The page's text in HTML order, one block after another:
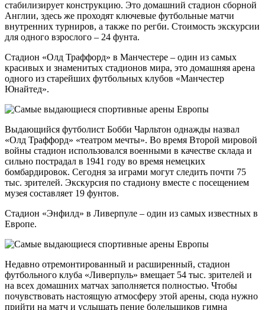
стабилизирует конструкцию. Это домашний стадион сборной
Англии, здесь же проходят ключевые футбольные матчи
внутренних турниров, а также по регби. Стоимость экскурсии
для одного взрослого – 24 фунта.
Стадион «Олд Траффорд» в Манчестере – один из самых
красивых и знаменитых стадионов мира, это домашняя арена
одного из старейших футбольных клубов «Манчестер
Юнайтед».
Выдающийся футболист Бобби Чарльтон однажды назвал
«Олд Траффорд» «театром мечты». Во время Второй мировой
войны стадион использовался военными в качестве склада и
сильно пострадал в 1941 году во время немецких
бомбардировок. Сегодня за играми могут следить почти 75
тыс. зрителей. Экскурсия по стадиону вместе с посещением
музея составляет 19 фунтов.
Стадион «Энфилд» в Ливерпуле – один из самых известных в
Европе.
Недавно отремонтированный и расширенный, стадион
футбольного клуба «Ливерпуль» вмещает 54 тыс. зрителей и
на всех домашних матчах заполняется полностью. Чтобы
почувствовать настоящую атмосферу этой арены, сюда нужно
прийти на матч и услышать пение болельщиков гимна